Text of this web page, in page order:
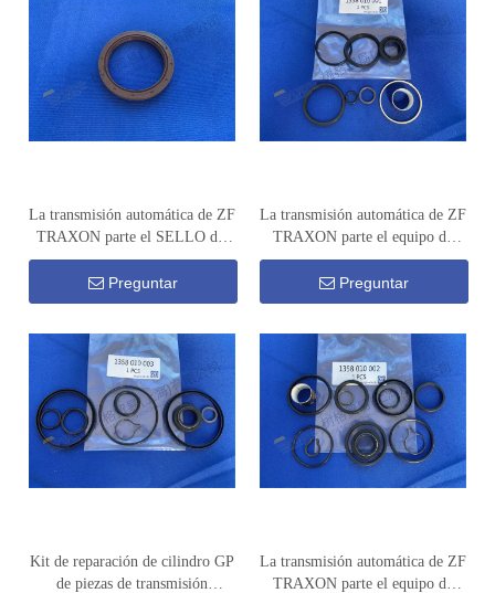
La transmisión automática de ZF
TRAXON parte el SELLO del
EJE de ENTRADA 0734 319
847
Preguntar
La transmisión automática de ZF
TRAXON parte el equipo de
reparación del cilindro GV 1358
010 001
Preguntar
Kit de reparación de cilindro GP
de piezas de transmisión
La transmisión automática de ZF
TRAXON parte el equipo de